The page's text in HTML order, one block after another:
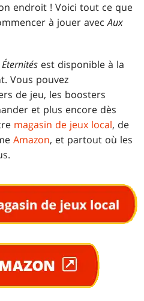
endroit ! Voici tout ce que
à jouer avecAux
est disponible à la
Vous pouvez
de jeu, les boosters
et plus encore dès
magasin de jeux local, de
Amazon, et partout où les